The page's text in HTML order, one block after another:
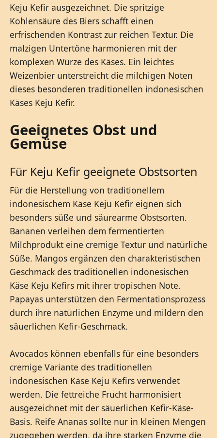
Keju Kefir ausgezeichnet. Die spritzige
Kohlensäure des Biers schafft einen
erfrischenden Kontrast zur reichen Textur. Die
malzigen Untertöne harmonieren mit der
komplexen Würze des Käses. Ein leichtes
Weizenbier unterstreicht die milchigen Noten
dieses besonderen traditionellen indonesischen
Käses Keju Kefir.
Geeignetes Obst und
Gemüse
Für Keju Kefir geeignete Obstsorten
Für die Herstellung von traditionellem
indonesischem Käse Keju Kefir eignen sich
besonders süße und säurearme Obstsorten.
Bananen verleihen dem fermentierten
Milchprodukt eine cremige Textur und natürliche
Süße. Mangos ergänzen den charakteristischen
Geschmack des traditionellen indonesischen
Käse Keju Kefirs mit ihrer tropischen Note.
Papayas unterstützen den Fermentationsprozess
durch ihre natürlichen Enzyme und mildern den
säuerlichen Kefir-Geschmack.
Avocados können ebenfalls für eine besonders
cremige Variante des traditionellen
indonesischen Käse Keju Kefirs verwendet
werden. Die fettreiche Frucht harmonisiert
ausgezeichnet mit der säuerlichen Kefir-Käse-
Basis. Reife Ananas sollte nur in kleinen Mengen
zugegeben werden, da ihre starken Enzyme die